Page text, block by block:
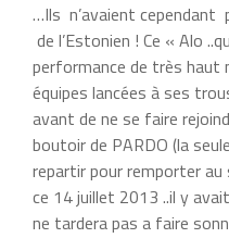
…Ils n’avaient cependant
de l’Estonien ! Ce « Alo
performance de très haut
équipes lancées à ses
avant de ne se faire
boutoir de PARDO (la
repartir pour remporter au
ce 14 juillet 2013 ..il y
ne tardera pas a faire